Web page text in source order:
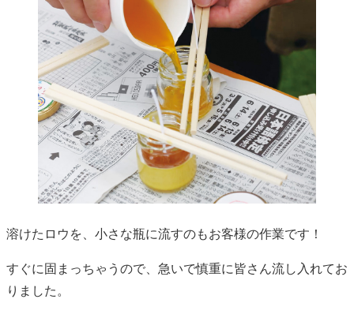
溶けたロウを、小さな瓶に流すのもお客様の作業です！
すぐに固まっちゃうので、急いで慎重に皆さん流し入れてお
りました。